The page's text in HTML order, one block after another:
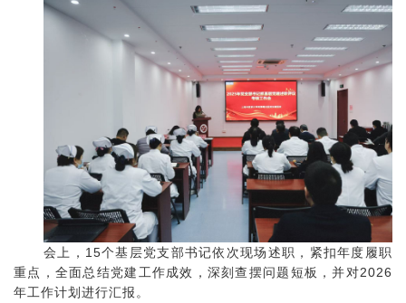
会上， 15个基层党支部书记依次现场述职，紧扣年度履职
重点，全面总结党建工作成效，深刻查摆问题短板，并对2026
年工作计划进行汇报。